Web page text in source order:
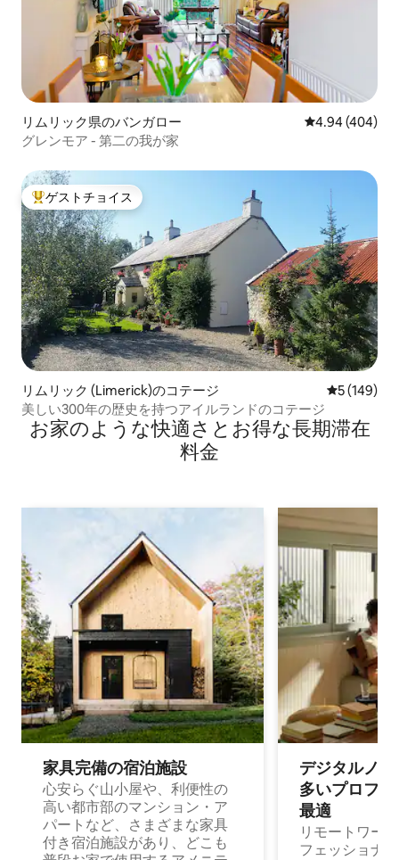
リムリック県のバンガロー レビュー404
4.94 (404)
グレンモア - 第二の我が家
大好評のゲストチョイスです。
ゲストチョイス
リムリック (Limerick)のコテージ レビュー
5 (149)
美しい300年の歴史を持つアイルランドのコテージ
お家のような快⁠適⁠さ⁠とお⁠得⁠な長⁠期⁠滞⁠在
料⁠金
家具完備の宿⁠泊⁠施⁠設
心安らぐ山小屋や、利便性の
高い都市部のマンション・ア
パートなど、さまざまな家具
付き宿泊施設があり、どこも
デジタルノ
多⁠いプ⁠ロ⁠フ⁠
最⁠適
リモートワー
フェッショナ